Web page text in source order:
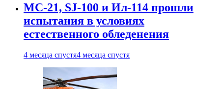
МС-21, SJ-100 и Ил-114 прошли
испытания в условиях
естественного обледенения
4 месяца спустя4 месяца спустя